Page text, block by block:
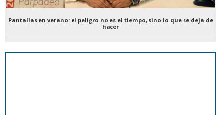
Pantallas en verano: el peligro no es el tiempo, sino lo que se deja de
hacer